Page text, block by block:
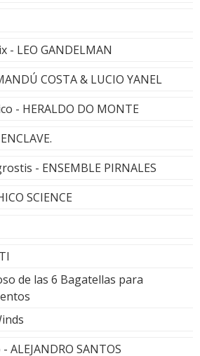
- LEO GANDELMAN
COSTA & LUCIO YANEL
- HERALDO DO MONTE
- ENSEMBLE PIRNALES
SCIENCE
de las 6 Bagatellas para
ALEJANDRO SANTOS